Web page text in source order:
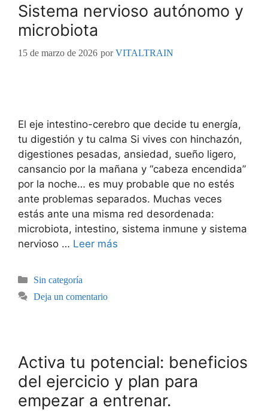
Sistema nervioso autónomo y
microbiota
15 de marzo de 2026 porVITALTRAIN
El eje intestino-cerebro que decide tu energía,
tu digestión y tu calma Si vives con hinchazón,
digestiones pesadas, ansiedad, sueño ligero,
cansancio por la mañana y “cabeza encendida”
por la noche… es muy probable que no estés
ante problemas separados. Muchas veces
estás ante una misma red desordenada:
microbiota, intestino, sistema inmune y sistema
nervioso … Leer más
Sin categoría
Deja un comentario
Activa tu potencial: beneficios
del ejercicio y plan para
empezar a entrenar.